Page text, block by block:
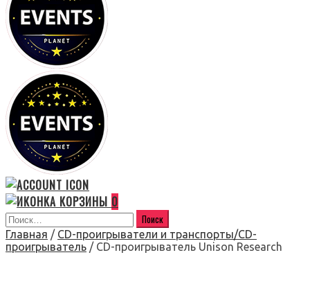
0
Главная / CD-проигрыватели и транспорты/CD-
проигрыватель / CD-проигрыватель Unison Research